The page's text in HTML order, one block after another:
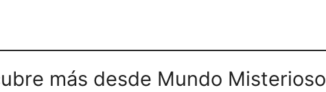
más desde Mundo Misterioso